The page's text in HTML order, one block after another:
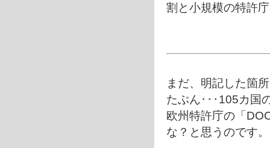
割と小規模の特許
まだ、明記した箇
たぶん･･･105カ国
欧州特許庁の「
な？と思うのです。